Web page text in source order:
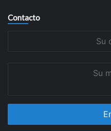
Contacto